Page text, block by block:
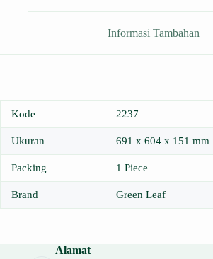
Informasi Tambahan
Kode 2237
Ukuran 691 x 604 x 151 mm
Packing 1 Piece
Brand Green Leaf
Alamat